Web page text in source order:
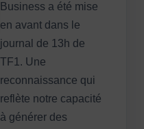
Business a été mise
en avant dans le
journal de 13h de
TF1. Une
reconnaissance qui
reflète notre capacité
à générer des